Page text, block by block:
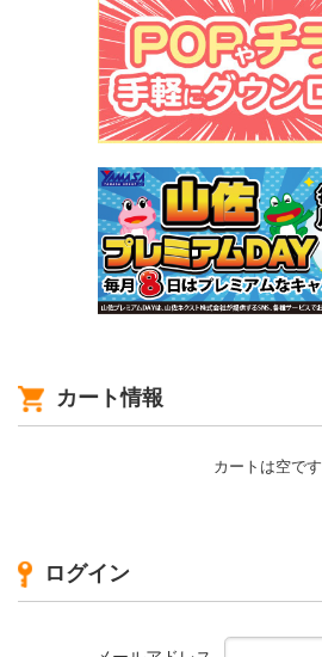
カート情報
カートは空です
ログイン